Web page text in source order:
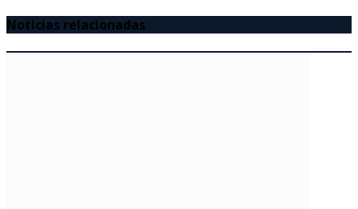
Noticias relacionadas